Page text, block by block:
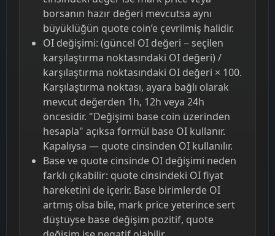
borsanın hazır değeri mevcutsa aynı
büyüklüğün quote coin’e çevrilmiş halidir.
OI değişimi: (güncel OI değeri − seçilen
karşılaştırma noktasındaki OI değeri) /
karşılaştırma noktasındaki OI değeri × 100.
Karşılaştırma noktası, ayara bağlı olarak
mevcut değerden 1h, 12h veya 24h
öncesidir. "Değişimi base coin üzerinden
hesapla" açıksa formül base OI kullanır.
Kapalıysa — quote cinsinden OI kullanılır.
Base ve quote cinsinde OI değişimi neden
farklı çıkabilir: quote cinsindeki OI fiyat
hareketini de içerir. Base birimlerde OI
artmış olsa bile, mark price yeterince sert
düştüyse base değişim pozitif, quote